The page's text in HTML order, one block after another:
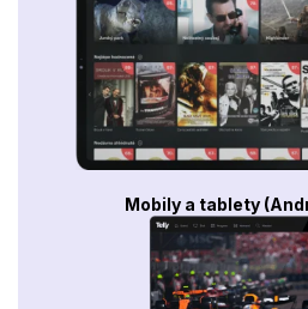
Mobily a tablety